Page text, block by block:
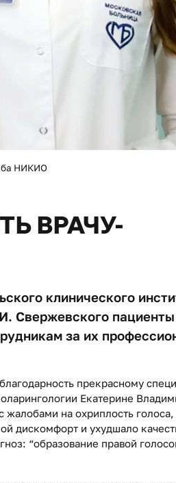
НИКИО
ВРАЧУ-
клинического
Свержевского
за их
прекрасному
Екатерине
на охриплость
дискомфорт и ухудшало
“образование правой